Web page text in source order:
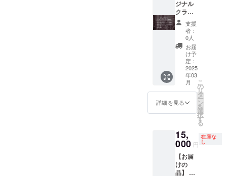
す。 ※
送料が
含まれ
ており
ます。
ぞれサ
イズ
M・L・
LLから
お選び
いただ
けます
＞ ●オ
リジナ
ルス
テッ
カー
(5cm×5
cm) ●お
礼の手
材料及
び添加
物等の
食品表
示はお
届け商
ジナル
クラフ
トビー
ル醸
造】 ●
オリジ
ナルク
ラフト
ビール
の醸造
●完成し
たクラ
フト
ビール
1,500本
ナルス
テッ
カー
(5cm×5
cm) ●お
礼の手
支援
者：
0人
お届
け予
定：
2025
年03
月
詳細を見る
こ
の
リ
タ
ー
ン
を
選
択
す
る
15,
000 円
在庫な
し
【お届
けの
品】 ●